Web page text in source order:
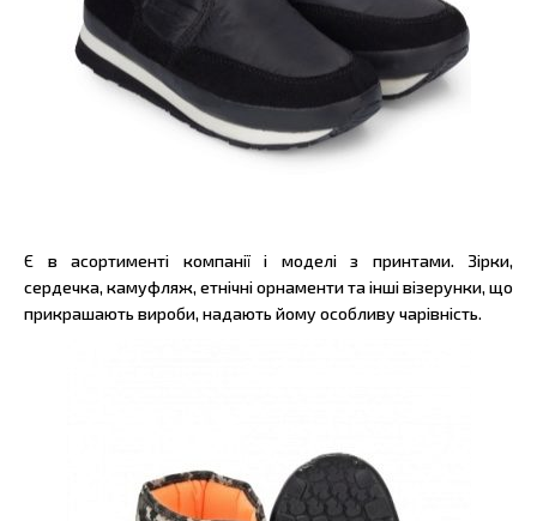
Є в асортименті компанії і моделі з принтами. Зірки,
сердечка, камуфляж, етнічні орнаменти та інші візерунки, що
прикрашають вироби, надають йому особливу чарівність.